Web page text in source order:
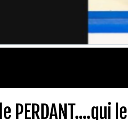
PERDANT....qui